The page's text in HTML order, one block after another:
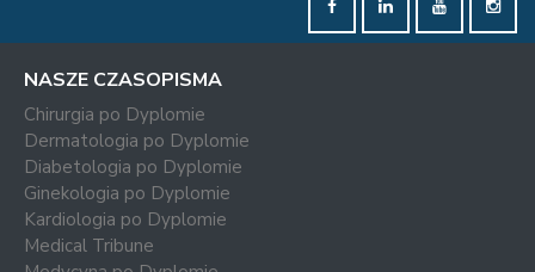
NASZE CZASOPISMA
Chirurgia po Dyplomie
Dermatologia po Dyplomie
Diabetologia po Dyplomie
Ginekologia po Dyplomie
Kardiologia po Dyplomie
Medical Tribune